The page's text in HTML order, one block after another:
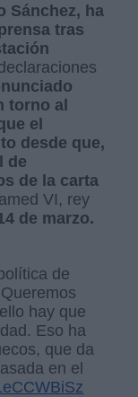
Sánchez, ha
tras
torno al
el
desde que,
de
de la carta
VI, rey
de marzo.
de
hay que
Eso ha
que da
en el